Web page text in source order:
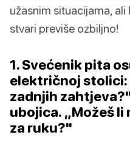
užasnim situacijama,
stvari previše ozbiljno!
1. Svećenik pita
električnoj stolici:
zadnjih
ubojica. „Možeš li
za ruku?"